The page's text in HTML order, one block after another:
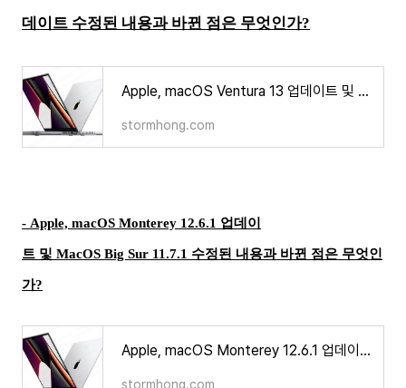
데이트 수정된 내용과 바뀐 점은 무엇인가?
Apple, macOS Ventura 13 업데이트 및 Safari 16.1 업데이트 수정된 내용과 바뀐 점은 무엇인가?
stormhong.com
- Apple, macOS Monterey 12.6.1 업데이
트 및 MacOS Big Sur 11.7.1 수정된 내용과 바뀐 점은 무엇인
가?
Apple, macOS Monterey 12.6.1 업데이트 및 MacOS Big Sur 11.7.1 수정된 내용과 바뀐 점은 무엇인가?
stormhong.com